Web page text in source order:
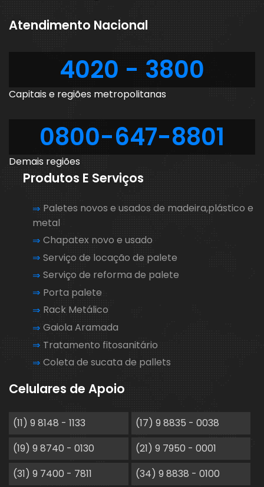
Atendimento Nacional
4020 - 3800
Capitais e regiões metropolitanas
0800-647-8801
Demais regiões
Produtos E Serviços
Paletes novos e usados de madeira,plástico e
metal
Chapatex novo e usado
Serviço de locação de palete
Serviço de reforma de palete
Porta palete
Rack Metálico
Gaiola Aramada
Tratamento fitosanitário
Coleta de sucata de pallets
Celulares de Apoio
(11) 9 8148 - 1133
(17) 9 8835 - 0038
(19) 9 8740 - 0130
(21) 9 7950 - 0001
(31) 9 7400 - 7811
(34) 9 8838 - 0100